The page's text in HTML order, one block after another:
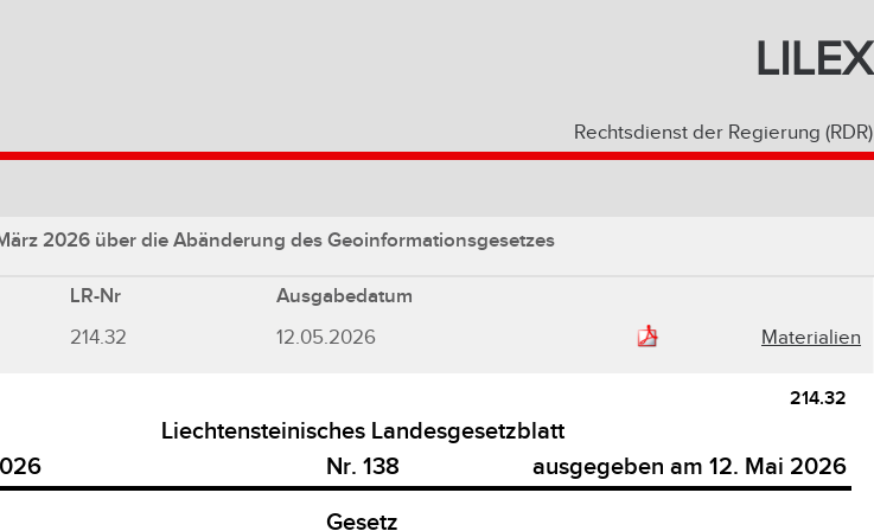
LILEX
Rechtsdienst der Regierung (RDR)
2026 über die Abänderung des Geoinformationsgesetzes
LR-Nr Ausgabedatum
214.32 12.05.2026 Materialien